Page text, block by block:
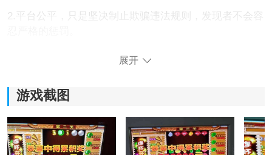
2.平台公平，只是坚决制止欺骗违法规则，发现者不会容
3.游戏每日分享也可以获得丰厚的经济奖励，所有活动的
展开
游戏截图